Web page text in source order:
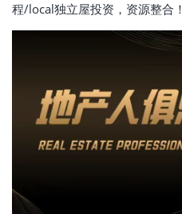
程/local独立屋投资，资源整合！